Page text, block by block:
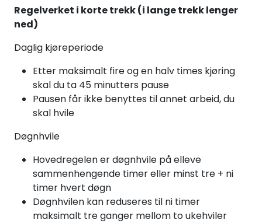
Regelverket i korte trekk (i lange trekk lenger
ned)
Daglig kjøreperiode
Etter maksimalt fire og en halv times kjøring
skal du ta 45 minutters pause
Pausen får ikke benyttes til annet arbeid, du
skal hvile
Døgnhvile
Hovedregelen er døgnhvile på elleve
sammenhengende timer eller minst tre + ni
timer hvert døgn
Døgnhvilen kan reduseres til ni timer
maksimalt tre ganger mellom to ukehviler